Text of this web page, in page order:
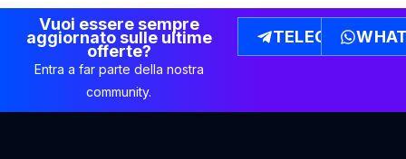
Vuoi essere sempre
aggiornato sulle ultime
offerte?
Entra a far parte della nostra
community.
TELEGRAM